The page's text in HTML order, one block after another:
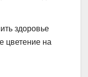
здоровье
цветение на